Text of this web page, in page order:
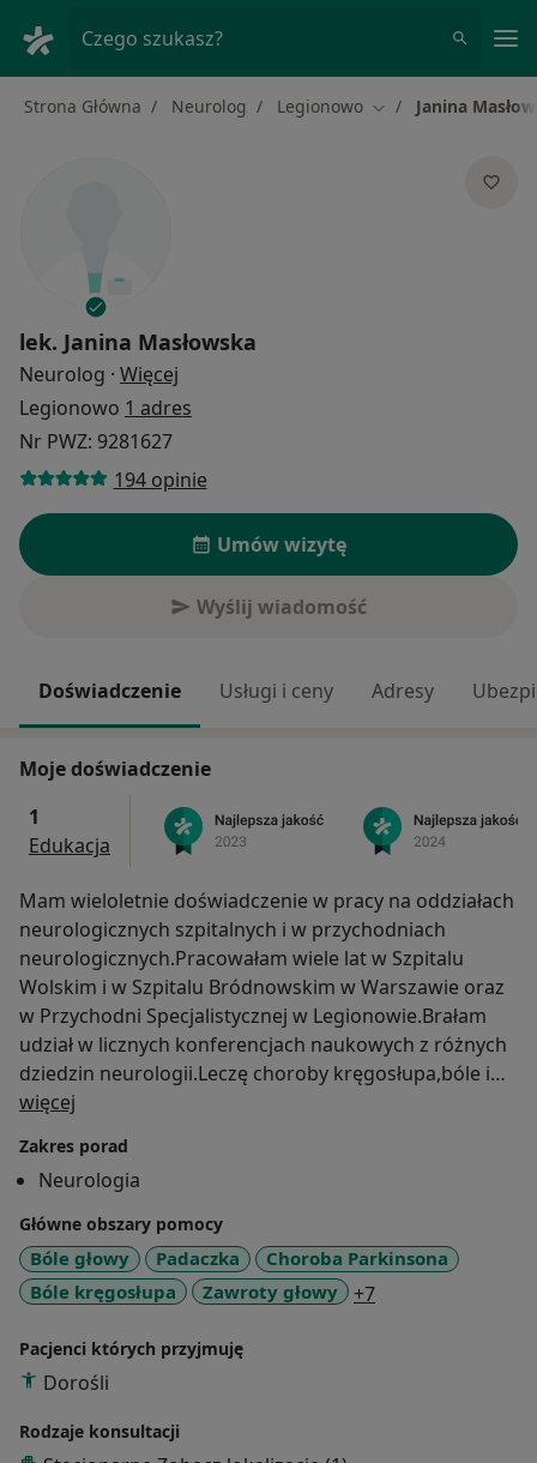
Czego szukasz?
Strona Główna Neurolog Legionowo Zmień miasto
Janina
lek. Janina Masłowska
Neurolog · Więcej
Legionowo 1 adres
Nr PWZ: 9281627
194 opinie
Umów wizytę
Wyślij wiadomość
Doświadczenie Usługi i ceny Adresy
Moje doświadczenie
1
Edukacja
Mam wieloletnie doświadczenie w pracy na oddziałach
neurologicznych szpitalnych i w przychodniach
neurologicznych.Pracowałam wiele lat w Szpitalu
Wolskim i w Szpitalu Bródnowskim w Warszawie oraz
w Przychodni Specjalistycznej w Legionowie.Brałam
udział w licznych konferencjach naukowych z różnych
dziedzin neurologii.Leczę choroby kręgosłupa,bóle i
zawroty głowy,udary mózgu,padaczki,nerwice,ruchy
czas śledzę postępy w diagnostyce i leczeniu chorób
neurologicznych i staram się stosować je w swojej
pracy.
więcej
Zakres porad
Neurologia
Główne obszary pomocy
Bóle głowy Padaczka
Choroba Parkinsona
Bóle kręgosłupa
Zawroty głowy +7
Pacjenci których przyjmuję
Dorośli
Rodzaje konsultacji